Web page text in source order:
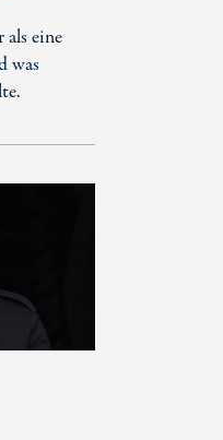
eine
was